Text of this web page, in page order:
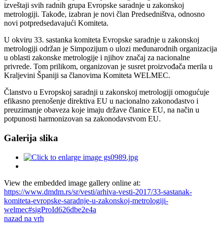
izveštaji svih radnih grupa Evropske saradnje u zakonskoj
metrologiji. Takođe, izabran je novi član Predsedništva, odnosno
novi potpredsedavajući Komiteta.
U okviru 33. sastanka komiteta Evropske saradnje u zakonskoj
metrologiji održan je Simpozijum o ulozi međunarodnih organizacija
u oblasti zakonske metrologije i njihov značaj za nacionalne
privrede. Tom prilikom, organizovan je susret proizvođača merila u
Kraljevini Španiji sa članovima Komiteta WELMEC.
Članstvo u Evropskoj saradnji u zakonskoj metrologiji omogućuje
efikasno prenošenje direktiva EU u nacionalno zakonodastvo i
preuzimanje obaveza koje imaju države članice EU, na način u
potpunosti harmonizovan sa zakonodavstvom EU.
Galerija slika
View the embedded image gallery online at:
https://www.dmdm.rs/sr/vesti/arhiva-vesti-2017/33-sastanak-
komiteta-evropske-saradnje-u-zakonskoj-metrologiji-
welmec#sigProId626dbe2e4a
nazad na vrh